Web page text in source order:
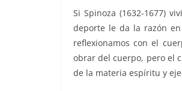
Si Spinoza (1632-1677)
deporte le da la razón
reflexionamos con el
obrar del cuerpo, pero el
de la materia espíritu y